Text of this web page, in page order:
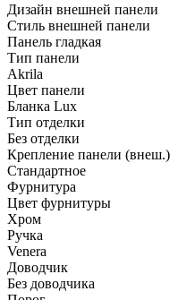
Дизайн внешней панели
Стиль внешней панели
Панель гладкая
Тип панели
Akrila
Цвет панели
Бланка Lux
Тип отделки
Без отделки
Крепление панели (внеш.)
Стандартное
Фурнитура
Цвет фурнитуры
Хром
Ручка
Venera
Доводчик
Без доводчика